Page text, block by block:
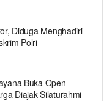
Diduga Menghadiri
Polri
Buka Open
Diajak Silaturahmi